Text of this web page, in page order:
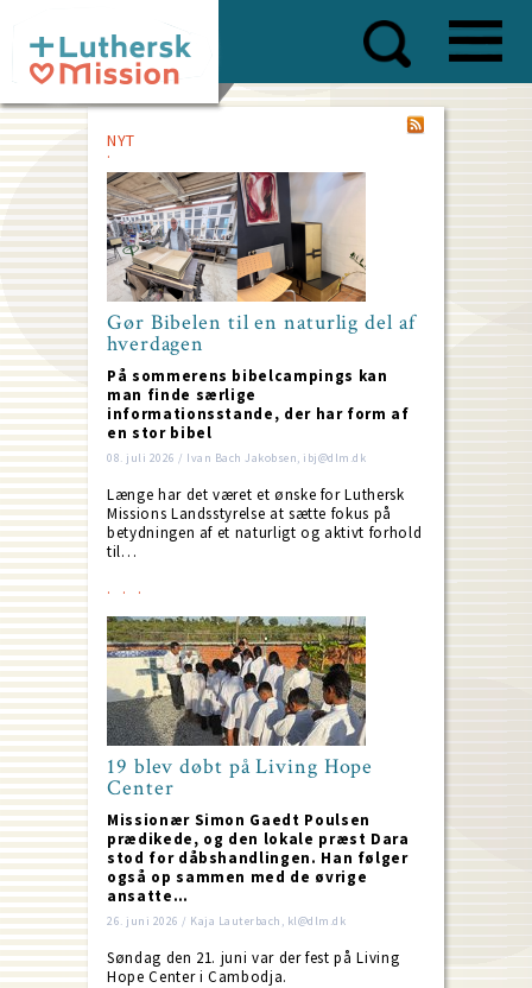
main
content
NYT
Gør Bibelen til en naturlig del af
hverdagen
På sommerens bibelcampings kan
man finde særlige
informationsstande, der har form af
en stor bibel
08. juli 2026 / Ivan Bach Jakobsen, ibj@dlm.dk
Længe har det været et ønske for Luthersk
Missions Landsstyrelse at sætte fokus på
betydningen af et naturligt og aktivt forhold
til…
19 blev døbt på Living Hope
Center
Missionær Simon Gaedt Poulsen
prædikede, og den lokale præst Dara
stod for dåbshandlingen. Han følger
også op sammen med de øvrige
ansatte…
26. juni 2026 / Kaja Lauterbach, kl@dlm.dk
Søndag den 21. juni var der fest på Living
Hope Center i Cambodja.